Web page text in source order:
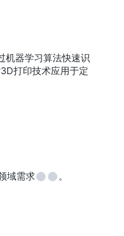
机器学习算法快速识
打印技术应用于定
域需求
。